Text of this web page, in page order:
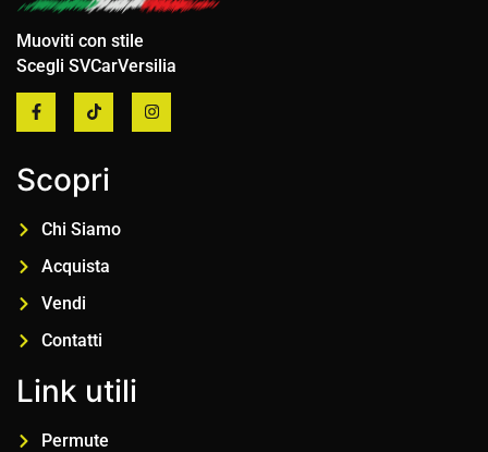
Muoviti con stile
Scegli SVCarVersilia
Scopri
Chi Siamo
Acquista
Vendi
Contatti
Link utili
Permute